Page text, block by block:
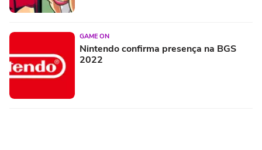
GAME ON
Nintendo confirma presença na BGS
2022